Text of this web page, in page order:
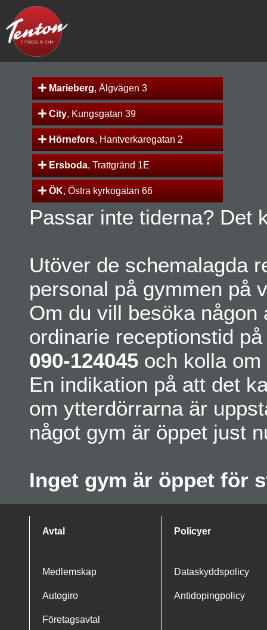
Marieberg, Älgvägen 3
City, Kungsgatan 39
Hörnefors, Hantverkaregatan 2
Ersboda, Trattgränd 1E
ÖK, Östra kyrkogatan 66
Passar inte tiderna? Det
Utöver de schemalagda
personal på gymmen på
Om du vill besöka
ordinarie receptionstid
090-124045 och kolla
En indikation på att det
om ytterdörrarna är
något gym är öppet just
Inget gym är öppet för
Avtal
Medlemskap
Autogiro
Företagsavtal
Policyer
Dataskyddspolicy
Antidopingpolicy